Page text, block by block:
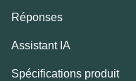
Réponses
Assistant IA
Spécifications produit